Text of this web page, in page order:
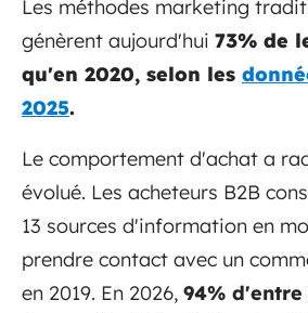
Les méthodes marketing
génèrent aujourd'hui 73% de
qu'en 2020, selon les
2025.
Le comportement d'achat a
évolué. Les acheteurs B2B
13 sources d'information en
prendre contact avec un
en 2019. En 2026, 94%